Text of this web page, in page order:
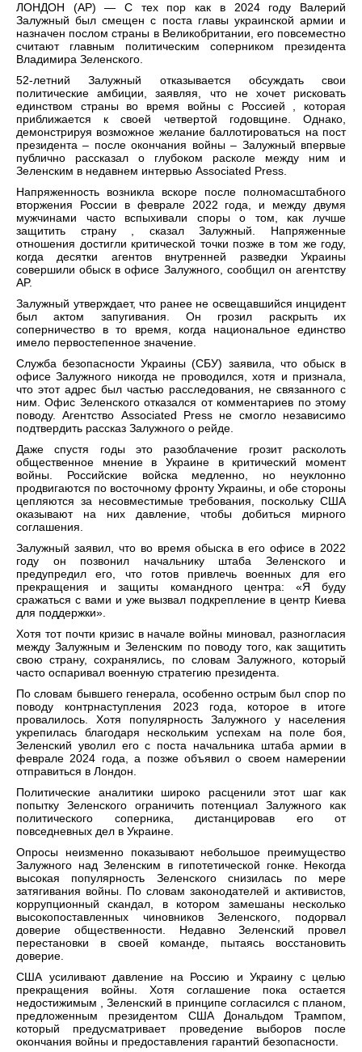
ЛОНДОН (AP) — С тех пор как в 2024 году Валерий
Залужный был смещен с поста главы украинской армии и
назначен послом страны в Великобритании, его повсеместно
считают главным политическим соперником президента
Владимира Зеленского.
52-летний Залужный отказывается обсуждать свои
политические амбиции, заявляя, что не хочет рисковать
единством страны во время войны с Россией , которая
приближается к своей четвертой годовщине. Однако,
демонстрируя возможное желание баллотироваться на пост
президента – после окончания войны – Залужный впервые
публично рассказал о глубоком расколе между ним и
Зеленским в недавнем интервью Associated Press.
Напряженность возникла вскоре после полномасштабного
вторжения России в феврале 2022 года, и между двумя
мужчинами часто вспыхивали споры о том, как лучше
защитить страну , сказал Залужный. Напряженные
отношения достигли критической точки позже в том же году,
когда десятки агентов внутренней разведки Украины
совершили обыск в офисе Залужного, сообщил он агентству
AP.
Залужный утверждает, что ранее не освещавшийся инцидент
был актом запугивания. Он грозил раскрыть их
соперничество в то время, когда национальное единство
имело первостепенное значение.
Служба безопасности Украины (СБУ) заявила, что обыск в
офисе Залужного никогда не проводился, хотя и признала,
что этот адрес был частью расследования, не связанного с
ним. Офис Зеленского отказался от комментариев по этому
поводу. Агентство Associated Press не смогло независимо
подтвердить рассказ Залужного о рейде.
Даже спустя годы это разоблачение грозит расколоть
общественное мнение в Украине в критический момент
войны. Российские войска медленно, но неуклонно
продвигаются по восточному фронту Украины, и обе стороны
цепляются за несовместимые требования, поскольку США
оказывают на них давление, чтобы добиться мирного
соглашения.
Залужный заявил, что во время обыска в его офисе в 2022
году он позвонил начальнику штаба Зеленского и
предупредил его, что готов привлечь военных для его
прекращения и защиты командного центра: «Я буду
сражаться с вами и уже вызвал подкрепление в центр Киева
для поддержки».
Хотя тот почти кризис в начале войны миновал, разногласия
между Залужным и Зеленским по поводу того, как защитить
свою страну, сохранялись, по словам Залужного, который
часто оспаривал военную стратегию президента.
По словам бывшего генерала, особенно острым был спор по
поводу контрнаступления 2023 года, которое в итоге
провалилось. Хотя популярность Залужного у населения
укрепилась благодаря нескольким успехам на поле боя,
Зеленский уволил его с поста начальника штаба армии в
феврале 2024 года, а позже объявил о своем намерении
отправиться в Лондон.
Политические аналитики широко расценили этот шаг как
попытку Зеленского ограничить потенциал Залужного как
политического соперника, дистанцировав его от
повседневных дел в Украине.
Опросы неизменно показывают небольшое преимущество
Залужного над Зеленским в гипотетической гонке. Некогда
высокая популярность Зеленского снизилась по мере
затягивания войны. По словам законодателей и активистов,
коррупционный скандал, в котором замешаны несколько
высокопоставленных чиновников Зеленского, подорвал
доверие общественности. Недавно Зеленский провел
перестановки в своей команде, пытаясь восстановить
доверие.
США усиливают давление на Россию и Украину с целью
прекращения войны. Хотя соглашение пока остается
недостижимым , Зеленский в принципе согласился с планом,
предложенным президентом США Дональдом Трампом,
который предусматривает проведение выборов после
окончания войны и предоставления гарантий безопасности.